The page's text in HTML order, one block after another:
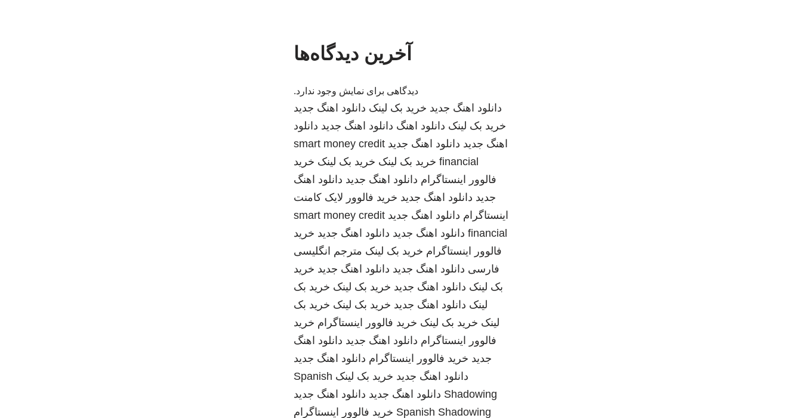
آخرین دیدگاه‌ها
دیدگاهی برای نمایش وجود ندارد.
دانلود اهنگ جدید خرید بک لینک دانلود اهنگ جدید
خرید بک لینک دانلود اهنگ دانلود اهنگ جدید دانلود
اهنگ جدید دانلود اهنگ جدید smart money credit
financial خرید بک لینک خرید بک لینک خرید
فالوور اینستاگرام دانلود اهنگ جدید دانلود اهنگ
جدید دانلود اهنگ جدید خرید فالوور لایک کامنت
اینستاگرام دانلود اهنگ جدید smart money credit
financial دانلود اهنگ جدید دانلود اهنگ جدید خرید
فالوور اینستاگرام خرید بک لینک مترجم انگلیسی
فارسی دانلود اهنگ جدید دانلود اهنگ جدید خرید
بک لینک دانلود اهنگ جدید خرید بک لینک خرید بک
لینک دانلود اهنگ جدید خرید بک لینک خرید بک
لینک خرید بک لینک خرید فالوور اینستاگرام خرید
فالوور اینستاگرام دانلود اهنگ جدید دانلود اهنگ
جدید خرید فالوور اینستاگرام دانلود اهنگ جدید
دانلود اهنگ جدید خرید بک لینک Spanish
Shadowing دانلود اهنگ جدید دانلود اهنگ جدید
Spanish Shadowing خرید فالوور اینستاگرام